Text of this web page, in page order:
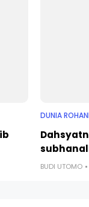
DUNIA ROHANI
BUDI UTOMO